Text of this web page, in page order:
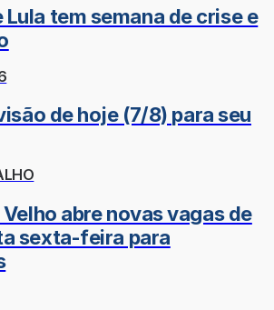
Lula tem semana de crise e
de hoje (7/8) para seu
abre novas vagas de
sexta-feira para